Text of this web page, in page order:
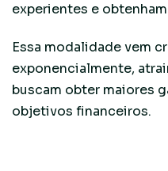
experientes e
Essa modalidade vem
exponencialmente,
buscam obter maiores
objetivos financeiros.